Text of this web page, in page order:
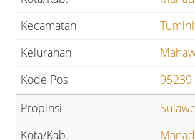
95239